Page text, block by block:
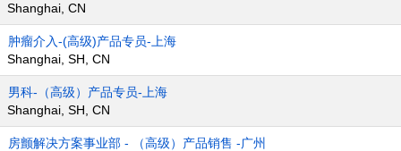
Shanghai, CN
肿瘤介入-(高级)产品专员-上海
Shanghai, SH, CN
男科-（高级）产品专员-上海
Shanghai, SH, CN
房颤解决方案事业部 - （高级）产品销售 -广州